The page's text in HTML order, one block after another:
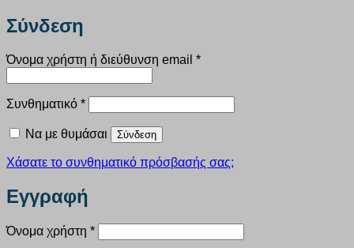
Σύνδεση
Όνομα χρήστη ή διεύθυνση email *Απαιτείται
Συνθηματικό *Απαιτείται
Να με θυμάσαι Σύνδεση
Χάσατε το συνθηματικό πρόσβασής σας;
Εγγραφή
Όνομα χρήστη *Απαιτείται